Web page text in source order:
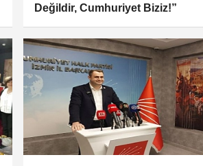
Değildir, Cumhuriyet Biziz!”